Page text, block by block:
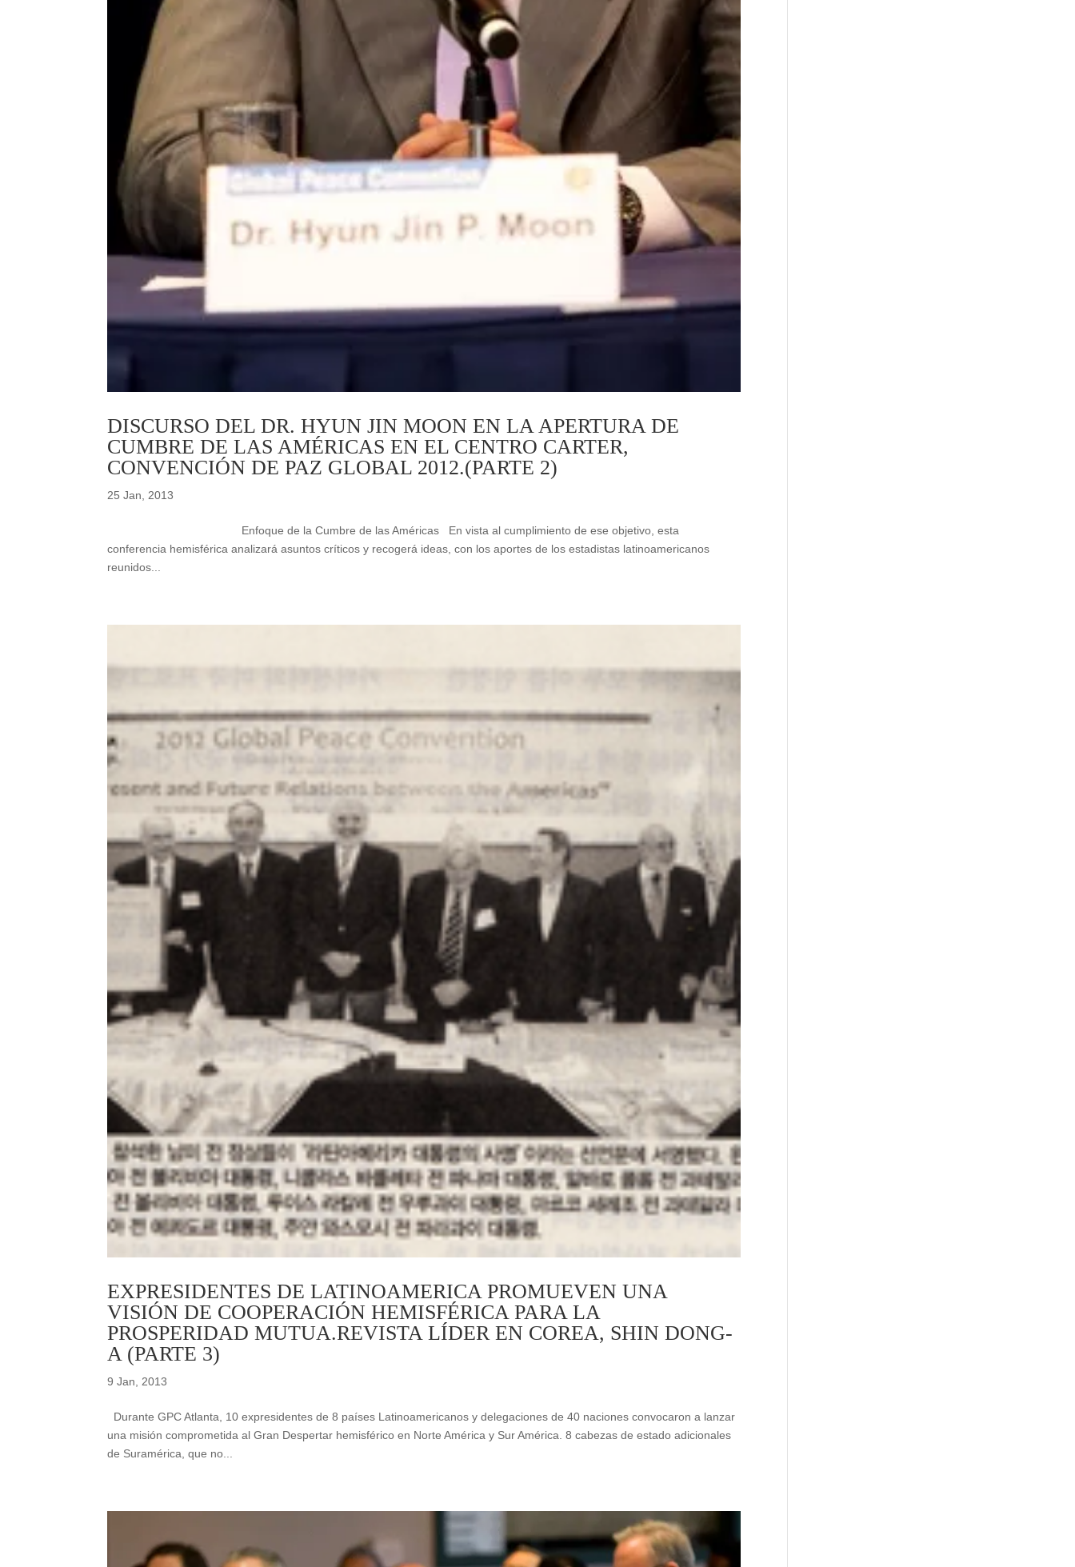
DISCURSO DEL DR. HYUN JIN MOON EN LA APERTURA DE
CUMBRE DE LAS AMÉRICAS EN EL CENTRO CARTER,
CONVENCIÓN DE PAZ GLOBAL 2012.(PARTE 2)
25 Jan, 2013
Enfoque de la Cumbre de las Américas En vista al cumplimiento de ese objetivo, esta
conferencia hemisférica analizará asuntos críticos y recogerá ideas, con los aportes de los estadistas latinoamericanos
reunidos...
EXPRESIDENTES DE LATINOAMERICA PROMUEVEN UNA
VISIÓN DE COOPERACIÓN HEMISFÉRICA PARA LA
PROSPERIDAD MUTUA.REVISTA LÍDER EN COREA, SHIN DONG-
A (PARTE 3)
9 Jan, 2013
Durante GPC Atlanta, 10 expresidentes de 8 países Latinoamericanos y delegaciones de 40 naciones convocaron a lanzar
una misión comprometida al Gran Despertar hemisférico en Norte América y Sur América. 8 cabezas de estado adicionales
de Suramérica, que no...